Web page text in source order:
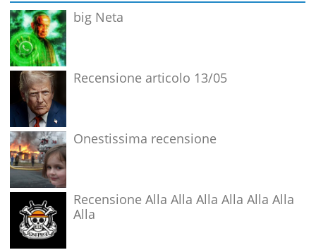
big Neta
Recensione articolo 13/05
Onestissima recensione
Recensione Alla Alla Alla Alla Alla Alla
Alla